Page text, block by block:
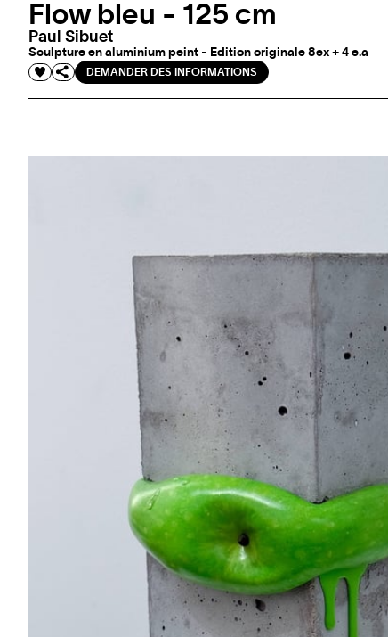
Flow bleu - 125 cm
Paul Sibuet
Sculpture en aluminium peint - Edition originale 8ex + 4 e.a
DEMANDER DES INFORMATIONS